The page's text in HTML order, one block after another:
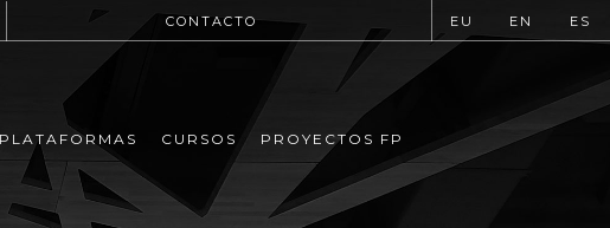
CONTACTO EU EN ES
PLATAFORMAS CURSOS PROYECTOS FP